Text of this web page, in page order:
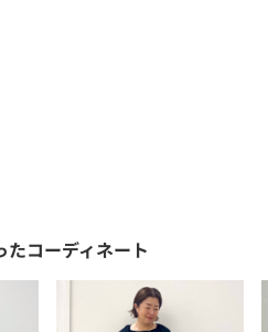
たコーディネート